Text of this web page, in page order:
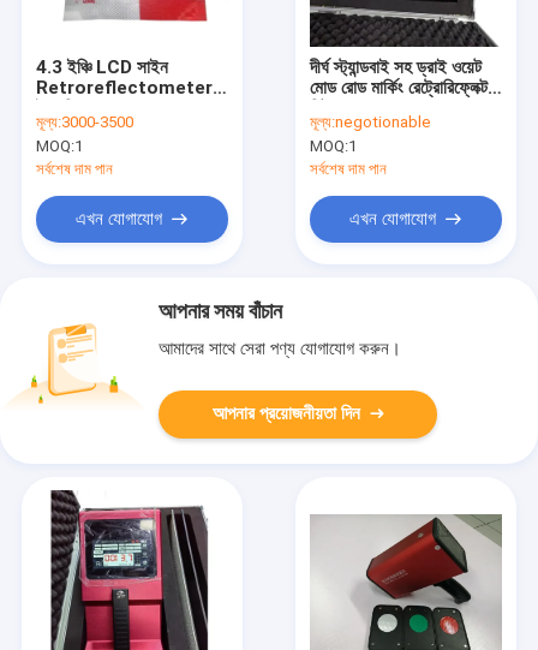
4.3 ইঞ্চি LCD সাইন
Retroreflectometer
মূল্য:3000-3500
MOQ:1
সর্বশেষ দাম পান
এখন যোগাযোগ
দীর্ঘ স্ট্যান্ডবাই সহ ড্রাই ওয়েট
মোড রোড মার্কিং রেট্রোরিফ্লেক্টর
মূল্য:negotionable
MOQ:1
সর্বশেষ দাম পান
এখন যোগাযোগ
আপনার সময় বাঁচান
আমাদের সাথে সেরা পণ্য যোগাযোগ করুন।
আপনার প্রয়োজনীয়তা দিন